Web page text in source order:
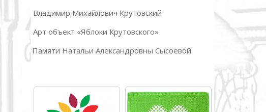
Владимир Михайлович Крутовский
Арт объект «Яблоки Крутовского»
Памяти Натальи Александровны Сысоевой